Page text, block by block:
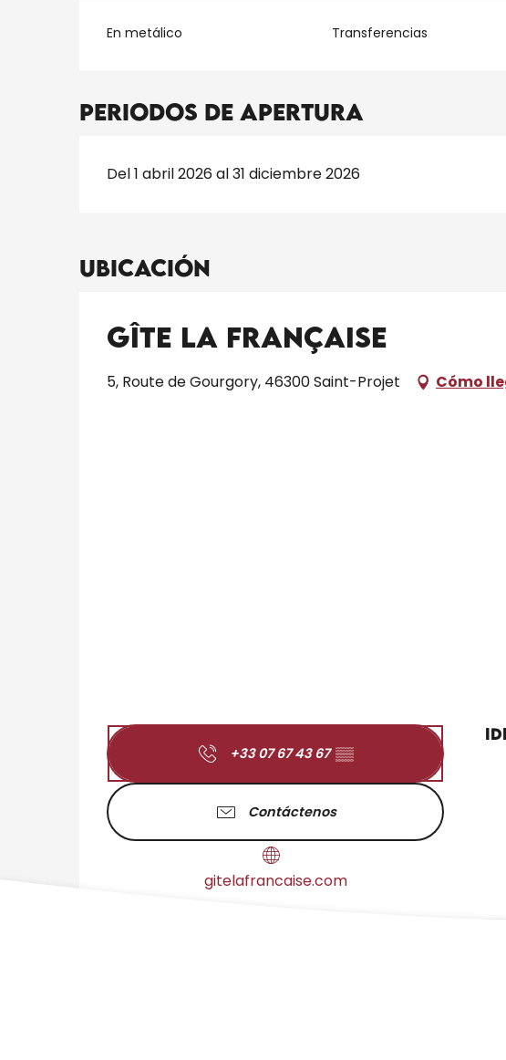
En metálico Transferencias
Periodos de apertura
Del 1 abril 2026 al 31 diciembre 2026
Ubicación
Gîte La Française
5, Route de Gourgory, 46300 Saint-Projet Cómo
+33 07 67 43 67 ▒▒
Contáctenos
gitelafrancaise.com